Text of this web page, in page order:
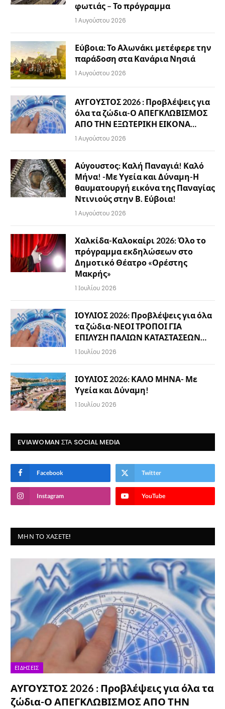
φωτιάς – Το πρόγραμμα
1 Αυγούστου 2026
Εύβοια: Το Αλωνάκι μετέφερε την
παράδοση στα Κανάρια Νησιά
1 Αυγούστου 2026
ΑΥΓΟΥΣΤΟΣ 2026 : Προβλέψεις για
όλα τα ζώδια-Ο ΑΠΕΓΚΛΩΒΙΣΜΟΣ
ΑΠΟ ΤΗΝ ΕΞΩΤΕΡΙΚΗ ΕΙΚΟΝΑ…
1 Αυγούστου 2026
Αύγουστος: Καλή Παναγιά! Καλό
Μήνα! -Με Υγεία και Δύναμη-Η
θαυματουργή εικόνα της Παναγίας
Ντινιούς στην Β. Εύβοια!
1 Αυγούστου 2026
Χαλκίδα-Καλοκαίρι 2026: Όλο το
πρόγραμμα εκδηλώσεων στο
Δημοτικό Θέατρο «Ορέστης
Μακρής»
1 Ιουλίου 2026
ΙΟΥΛΙΟΣ 2026: Προβλέψεις για όλα
τα ζώδια-ΝΕΟΙ ΤΡΟΠΟΙ ΓΙΑ
ΕΠΙΛΥΣΗ ΠΑΛΙΩΝ ΚΑΤΑΣΤΑΣΕΩΝ…
1 Ιουλίου 2026
ΙΟΥΛΙΟΣ 2026: ΚΑΛΟ ΜΗΝΑ- Με
Υγεία και Δύναμη!
1 Ιουλίου 2026
EVIAWOMAN ΣΤΑ SOCIAL MEDIA
Facebook Twitter
Instagram YouTube
ΜΗΝ ΤΟ ΧΆΣΕΤΕ!
ΕΙΔΉΣΕΙΣ
ΑΥΓΟΥΣΤΟΣ 2026 : Προβλέψεις για όλα τα
ζώδια-Ο ΑΠΕΓΚΛΩΒΙΣΜΟΣ ΑΠΟ ΤΗΝ